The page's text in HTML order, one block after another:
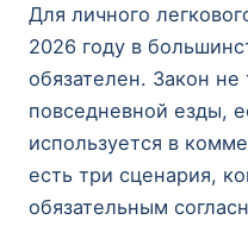
Для личного
2026 году в
обязателен. Закон не
повседневной езды,
используется в
есть три сценария,
обязательным